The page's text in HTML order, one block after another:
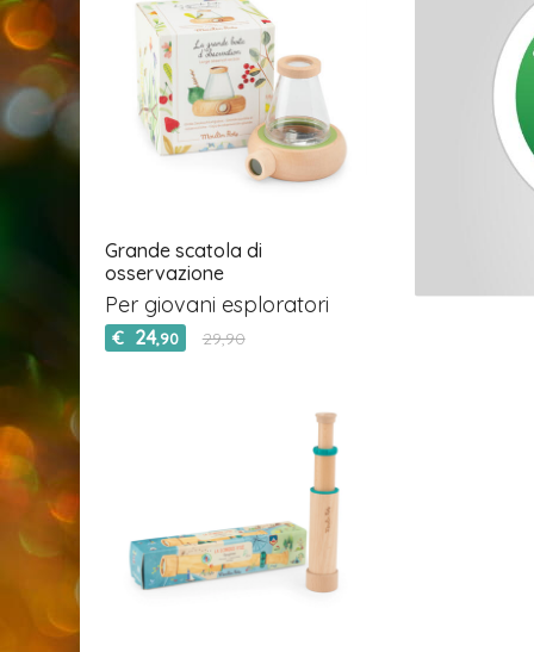
Grande scatola di
osservazione
Per giovani esploratori
€ 24,90 29,90